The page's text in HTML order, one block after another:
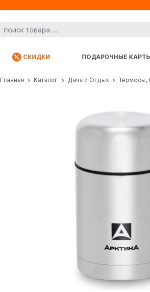
СКИДКИ ПОДАРОЧНЫЕ
Главная Каталог Дача и Отдых Термосы,